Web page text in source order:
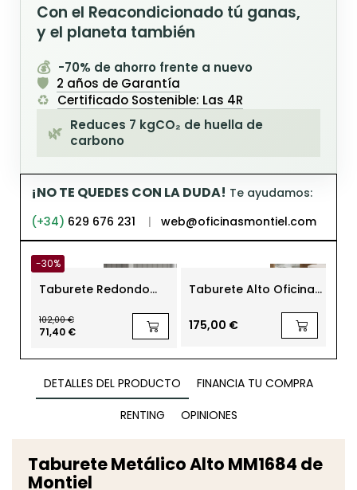
Con el Reacondicionado tú ganas,
y el planeta también
💰 -70% de ahorro frente a nuevo
🛡️ 2 años de Garantía
♻️ Certificado Sostenible: Las 4R
🌿 Reduces 7 kgCO₂ de huella de
carbono
¡NO TE QUEDES CON LA DUDA! Te ayudamos:
(+34) 629 676 231 | web@oficinasmontiel.com
-30%
Taburete Redondo
MM1729 de Montiel
102,00 €
71,40 €
Taburete Alto Oficina
175,00 €
DETALLES DEL PRODUCTO
FINANCIA TU COMPRA
RENTING
OPINIONES
Taburete Metálico Alto MM1684 de
Montiel